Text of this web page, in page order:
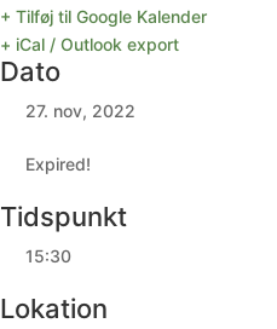
+ Tilføj til Google Kalender
+ iCal / Outlook export
Dato
27. nov, 2022
Expired!
Tidspunkt
15:30
Lokation